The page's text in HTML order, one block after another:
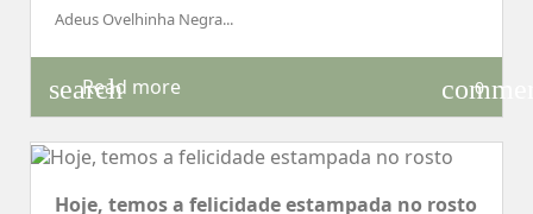
Adeus Ovelhinha Negra...
search
Read more 0
Hoje, temos a felicidade estampada no rosto